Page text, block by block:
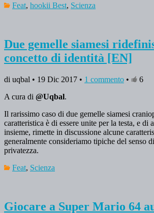
Feat, hookii Best, Scienza
Due gemelle siamesi
concetto di identità [EN]
di uqbal • 19 Dic 2017 • 1 commento •
6
A cura di @Uqbal.
Il rarissimo caso di due gemelle siamesi
caratteristica è di essere unite per la testa, e di
insieme, rimette in discussione alcune
generalmente consideriamo tipiche del senso
privatezza.
Feat, Scienza
Giocare a Super Mario 64